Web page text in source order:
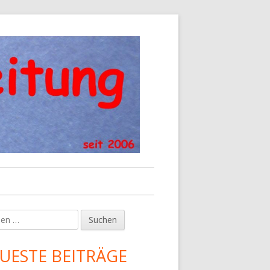
BEITRÄGE